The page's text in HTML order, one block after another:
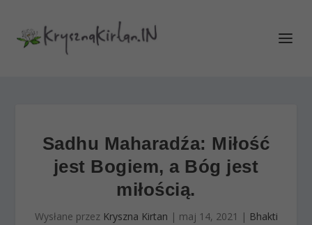
Sadhu Maharadźa: Miłość
jest Bogiem, a Bóg jest
miłością.
Wysłane przez Kryszna Kirtan | maj 14, 2021 | Bhakti